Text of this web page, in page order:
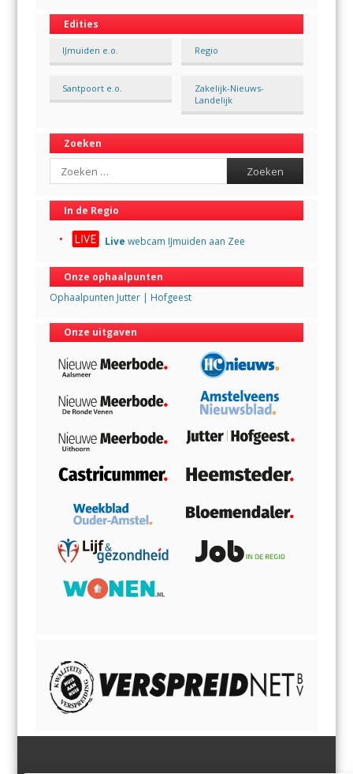
Edities
IJmuiden e.o. Regio
Santpoort e.o.
Zakelijk-Nieuws-
Landelijk
Zoeken
Search
In de Regio
Live webcam IJmuiden aan Zee
Onze ophaalpunten
Ophaalpunten Jutter | Hofgeest
Onze uitgaven